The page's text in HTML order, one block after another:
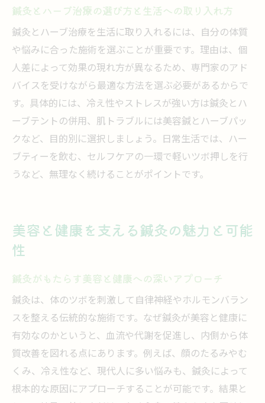
提案
妊活サポートに役立つ鍼灸とハーブの組み合わ
せ
妊活を支える鍼灸とハーブ治療の相乗効果
鍼灸とハーブで体質改善し妊活を後押しす
る方法
妊活女性におすすめの鍼灸とハーブの活用
例
ハーブと鍼灸がもたらす妊活中のリラック
コツ
自然治癒力を高める鍼灸の実践的アプローチ
鍼灸とハーブで自然治癒力を最大限に引き
出す
日常生活に活かせる鍼灸とハーブ治療の工
夫
鍼灸が持つ回復力とハーブの相乗効果の秘
密
鍼灸とハーブ治療の選び方と生活への取り入れ方
鍼灸とハーブ治療を生活に取り入れるには、自分の体質
や悩みに合った施術を選ぶことが重要です。理由は、個
人差によって効果の現れ方が異なるため、専門家のアド
バイスを受けながら最適な方法を選ぶ必要があるからで
す。具体的には、冷え性やストレスが強い方は鍼灸とハ
ーブテントの併用、肌トラブルには美容鍼とハーブパッ
クなど、目的別に選択しましょう。日常生活では、ハー
ブティーを飲む、セルフケアの一環で軽いツボ押しを行
うなど、無理なく続けることがポイントです。
美容と健康を支える鍼灸の魅力と可能
性
鍼灸がもたらす美容と健康への深いアプローチ
鍼灸は、体のツボを刺激して自律神経やホルモンバラン
スを整える伝統的な施術です。なぜ鍼灸が美容と健康に
有効なのかというと、血流や代謝を促進し、内側から体
質改善を図れる点にあります。例えば、顔のたるみやむ
くみ、冷え性など、現代人に多い悩みも、鍼灸によって
根本的な原因にアプローチすることが可能です。結果と